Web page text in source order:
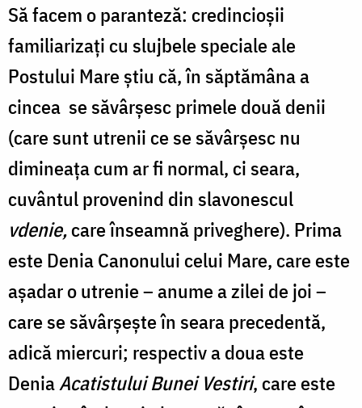
Să facem o paranteză: credincioșii
familiarizați cu slujbele speciale ale
Postului Mare știu că, în săptămâna a
cincea se săvârșesc primele două denii
(care sunt utrenii ce se săvârșesc nu
dimineața cum ar fi normal, ci seara,
cuvântul provenind din slavonescul
vdenie,care înseamnă priveghere). Prima
este Denia Canonului celui Mare, care este
așadar o utrenie – anume a zilei de joi –
care se săvârșește în seara precedentă,
adică miercuri; respectiv a doua este
DeniaAcatistului Bunei Vestiri, care este